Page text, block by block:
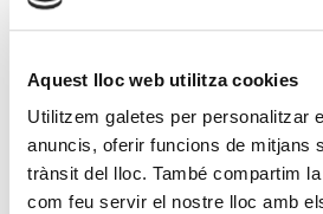
Aquest lloc web utilitza cookies
Utilitzem galetes per personalitzar
anuncis, oferir funcions de mitjans
trànsit del lloc. També compartim
com feu servir el nostre lloc amb
technologique, mais un
à haut risque ont engendré une
mondiale. Dans les deux cas, le
était un décalage entre les prix et
alimenté par l’euphorie et le
pouvaient qu’augmenter.